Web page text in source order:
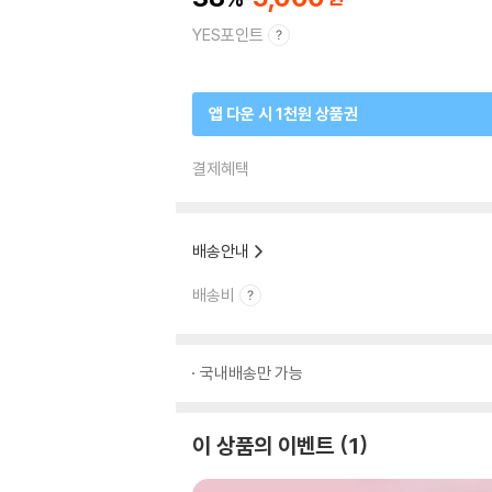
YES포인트
앱 다운 시 1천원 상품권
결제혜택
배송안내
배송비
국내배송만 가능
이 상품의 이벤트 1